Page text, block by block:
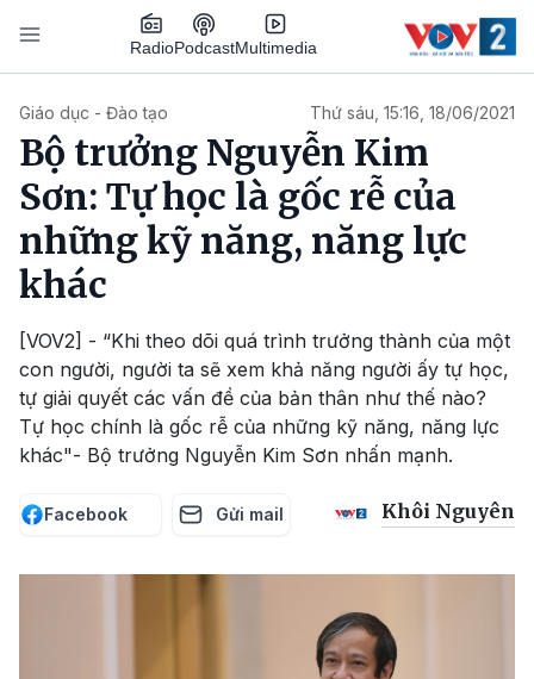
Nhảy đến nội dung
RadioPodcastMultimedia
Giáo dục - Đào tạo Thứ sáu, 15:16, 18/06/2021
Bộ trưởng Nguyễn Kim
Sơn: Tự học là gốc rễ của
những kỹ năng, năng lực
khác
[VOV2] - “Khi theo dõi quá trình trưởng thành của một
con người, người ta sẽ xem khả năng người ấy tự học,
tự giải quyết các vấn đề của bản thân như thế nào?
Tự học chính là gốc rễ của những kỹ năng, năng lực
khác"- Bộ trưởng Nguyễn Kim Sơn nhấn mạnh.
Facebook Gửi mail Khôi Nguyên